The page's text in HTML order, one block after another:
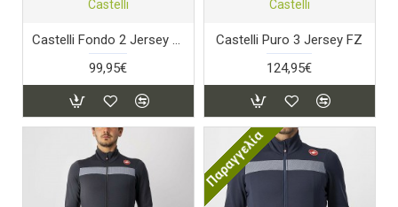
Castelli
Castelli Fondo 2 Jersey FZ
99,95€
Castelli
Castelli Puro 3 Jersey FZ
124,95€
Παραγγελία